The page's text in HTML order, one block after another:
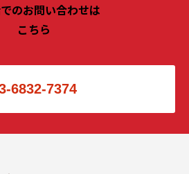
のお問い合わせは
こちら
6832-7374